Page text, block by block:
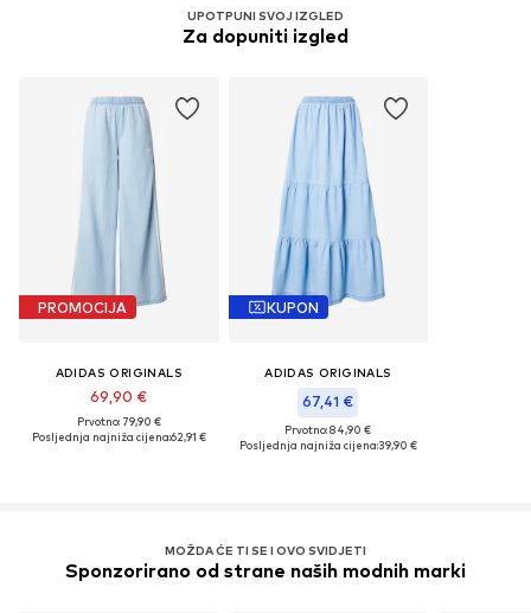
UPOTPUNI SVOJ IZGLED
Za dopuniti izgled
PROMOCIJA
ADIDAS ORIGINALS
69,90 €
Prvotno: 79,90 €
Posljednja najniža cijena:62,91 €
KUPON
ADIDAS ORIGINALS
67,41 €
Prvotno: 84,90 €
Posljednja najniža cijena:39,90 €
MOŽDA ĆE TI SE I OVO SVIDJETI
Sponzorirano od strane naših modnih marki